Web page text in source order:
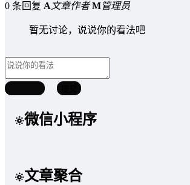
0 条回复 A文章作者 M管理员
暂无讨论，说说你的看法吧
微信小程序
文章聚合